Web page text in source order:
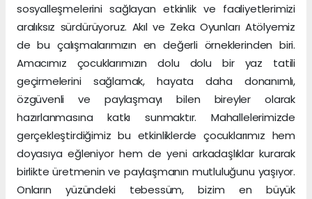
sosyalleşmelerini sağlayan etkinlik ve faaliyetlerimizi
aralıksız sürdürüyoruz. Akıl ve Zeka Oyunları Atölyemiz
de bu çalışmalarımızın en değerli örneklerinden biri.
Amacımız çocuklarımızın dolu dolu bir yaz tatili
geçirmelerini sağlamak, hayata daha donanımlı,
özgüvenli ve paylaşmayı bilen bireyler olarak
hazırlanmasına katkı sunmaktır. Mahallelerimizde
gerçekleştirdiğimiz bu etkinliklerde çocuklarımız hem
doyasıya eğleniyor hem de yeni arkadaşlıklar kurarak
birlikte üretmenin ve paylaşmanın mutluluğunu yaşıyor.
Onların yüzündeki tebessüm, bizim en büyük